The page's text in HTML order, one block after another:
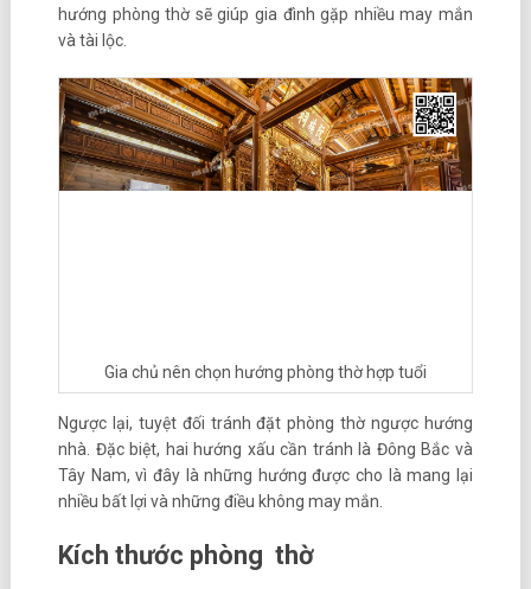
hướng phòng thờ sẽ giúp gia đình gặp nhiều may mắn
và tài lộc.
Gia chủ nên chọn hướng phòng thờ hợp tuổi
Ngược lại, tuyệt đối tránh đặt phòng thờ ngược hướng
nhà. Đặc biệt, hai hướng xấu cần tránh là Đông Bắc và
Tây Nam, vì đây là những hướng được cho là mang lại
nhiều bất lợi và những điều không may mắn.
Kích thước phòng thờ